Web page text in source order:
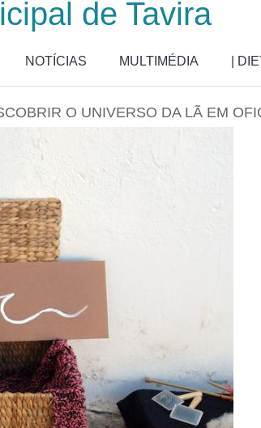
de Tavira
NOTÍCIAS MULTIMÉDIA |
O UNIVERSO DA LÃ EM